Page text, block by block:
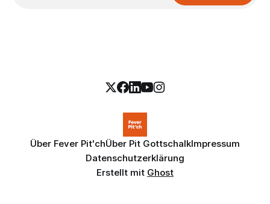
Über Fever Pit'chÜber Pit GottschalkImpressum
Datenschutzerklärung
Erstellt mit Ghost